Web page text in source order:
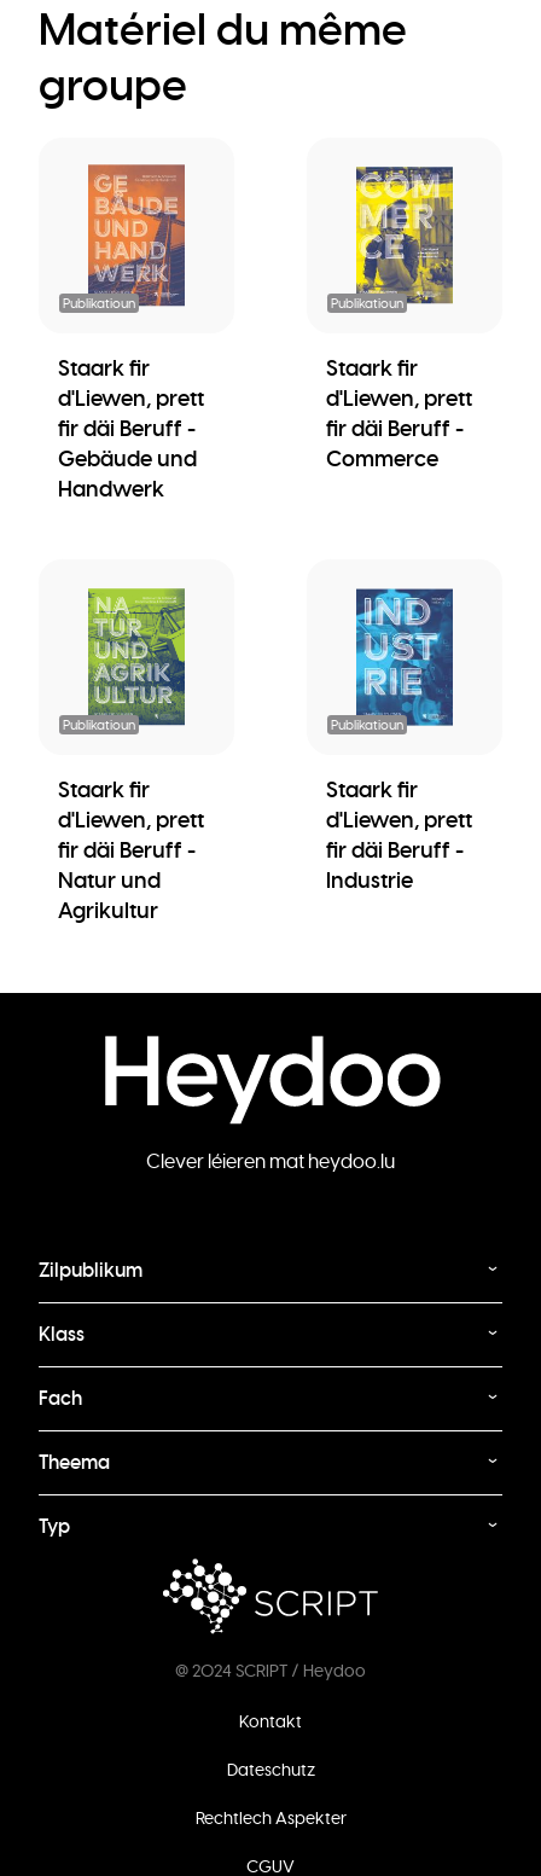
Matériel du même
groupe
Publikatioun
Staark fir
d'Liewen, prett
fir däi Beruff -
Gebäude und
Handwerk
Publikatioun
Staark fir
d'Liewen, prett
fir däi Beruff -
Commerce
Publikatioun
Staark fir
d'Liewen, prett
fir däi Beruff -
Natur und
Agrikultur
Publikatioun
Staark fir
d'Liewen, prett
fir däi Beruff -
Industrie
Clever léieren mat heydoo.lu
Zilpublikum
Klass
Fach
Theema
Typ
@ 2024 SCRIPT / Heydoo
Kontakt
Dateschutz
Rechtlech Aspekter
CGUV